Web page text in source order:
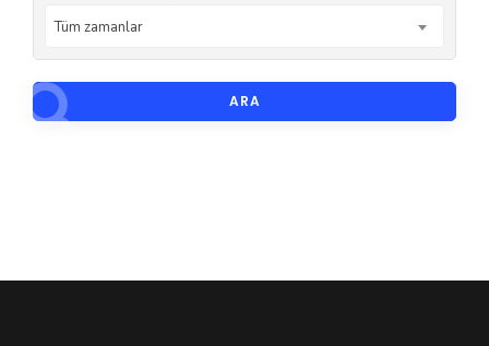
Tüm zamanlar
ARA